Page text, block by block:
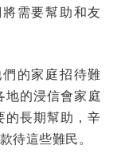
需要幫助和友
的家庭招待難
的浸信會家庭
的長期幫助，辛
待這些難民。